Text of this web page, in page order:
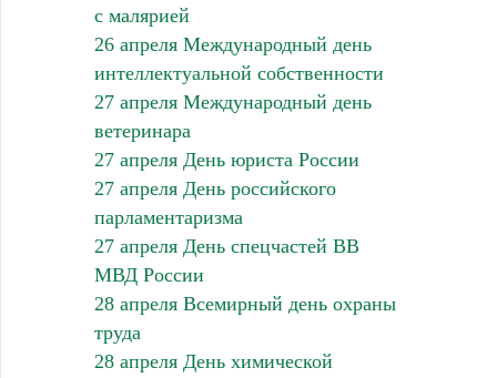
с малярией
26 апреля Международный день
интеллектуальной собственности
27 апреля Международный день
ветеринара
27 апреля День юриста России
27 апреля День российского
парламентаризма
27 апреля День спецчастей ВВ
МВД России
28 апреля Всемирный день охраны
труда
28 апреля День химической